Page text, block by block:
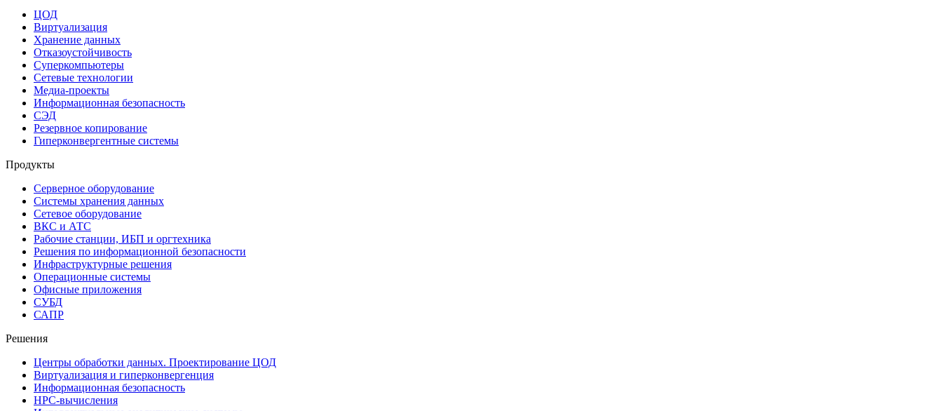
ЦОД
Виртуализация
Хранение данных
Отказоустойчивость
Суперкомпьютеры
Сетевые технологии
Медиа-проекты
Информационная безопасность
СЭД
Резервное копирование
Гиперконвергентные системы
Продукты
Серверное оборудование
Системы хранения данных
Сетевое оборудование
ВКС и АТС
Рабочие станции, ИБП и оргтехника
Решения по информационной безопасности
Инфраструктурные решения
Операционные системы
Офисные приложения
СУБД
САПР
Решения
Центры обработки данных. Проектирование ЦОД
Виртуализация и гиперконвергенция
Информационная безопасность
HPC-вычисления